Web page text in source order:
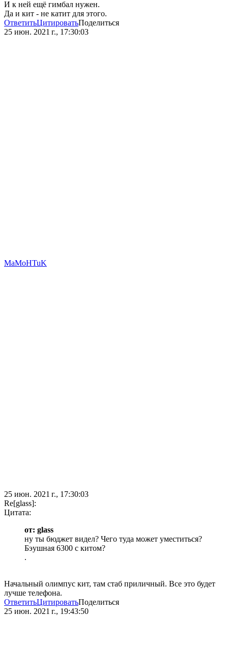
И к ней ещё гимбал нужен.
Да и кит - не катит для этого.
ОтветитьЦитироватьПоделиться
25 июн. 2021 г., 17:30:03
MaMoHTuK
25 июн. 2021 г., 17:30:03
Re[glass]:
Цитата:
от: glass
ну ты бюджет видел? Чего туда может уместиться?
Бэушная 6300 с китом?
.
Начальный олимпус кит, там стаб приличный. Все это будет
лучше телефона.
ОтветитьЦитироватьПоделиться
25 июн. 2021 г., 19:43:50